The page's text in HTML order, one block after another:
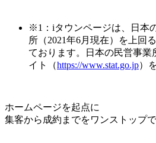
※1：iタウンページは、日本
所（2021年6月現在）を上回
ております。日本の民営事業
イト（https://www.stat.go.jp）
ホームページを起点に
集客から成約までをワンストップ